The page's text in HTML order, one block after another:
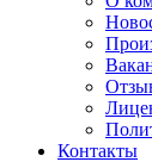
Контакты